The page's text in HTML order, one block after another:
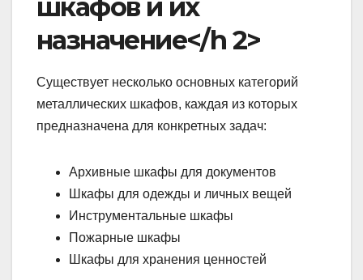
шкафов и их
назначение</h 2>
Существует несколько основных категорий
металлических шкафов, каждая из которых
предназначена для конкретных задач:
Архивные шкафы для документов
Шкафы для одежды и личных вещей
Инструментальные шкафы
Пожарные шкафы
Шкафы для хранения ценностей